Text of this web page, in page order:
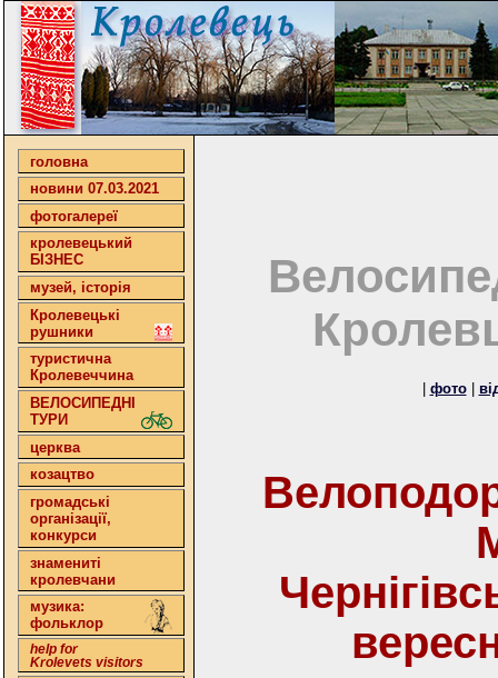
головна
новини 07.03.2021
фотогалереї
кролевецький
БІЗНЕС
музей, історія
Кролевецькі
рушники
туристична
Кролевеччина
ВЕЛОСИПЕДНІ
ТУРИ
церква
козацтво
громадські
організації,
конкурси
знамениті
кролевчани
музика:
фольклор
help for
Krolevets visitors
фото|